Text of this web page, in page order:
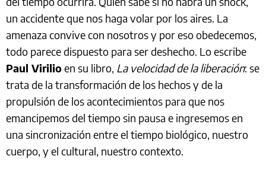
un accidente que nos haga volar por los aires. La
amenaza convive con nosotros y por eso obedecemos,
todo parece dispuesto para ser deshecho. Lo escribe
Paul Virilioen su libro, La velocidad de la liberación: se
trata de la transformación de los hechos y de la
propulsión de los acontecimientos para que nos
emancipemos del tiempo sin pausa e ingresemos en
una sincronización entre el tiempo biológico, nuestro
cuerpo, y el cultural, nuestro contexto.